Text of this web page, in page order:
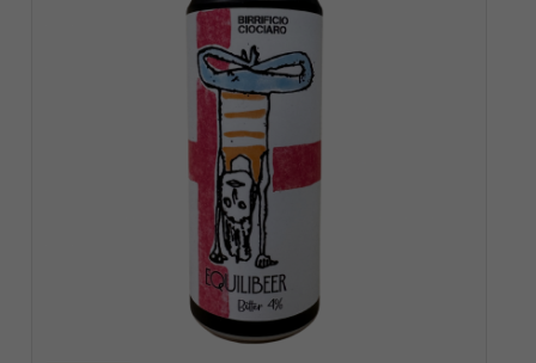
VAI AL
PRODOTTO